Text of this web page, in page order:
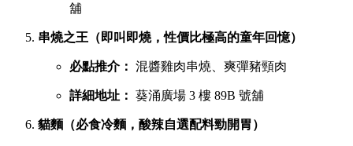
舖
串燒之王（即叫即燒，性價比極高的童年回憶）
必點推介： 混醬雞肉串燒、爽彈豬頸肉
詳細地址： 葵涌廣場 3 樓 89B 號舖
貓麵（必食冷麵，酸辣自選配料勁開胃）